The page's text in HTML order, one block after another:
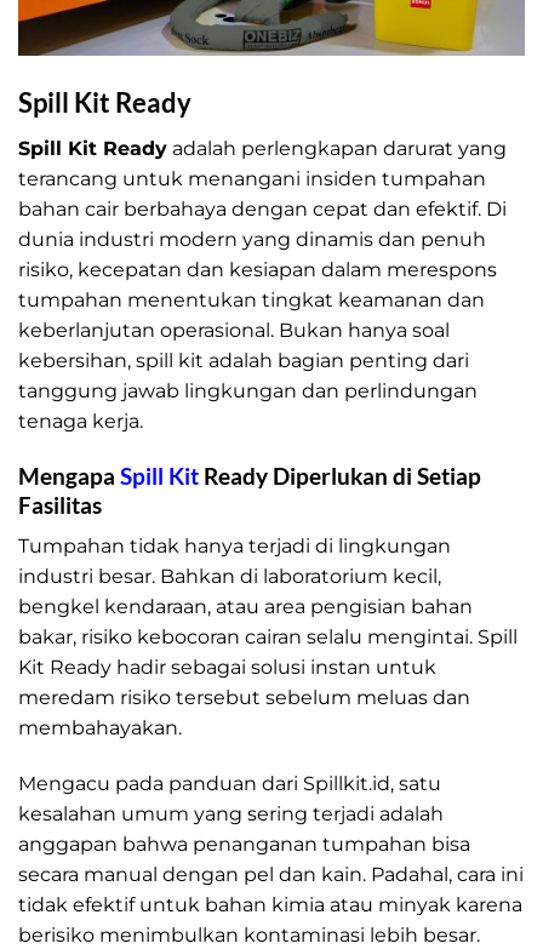
Spill Kit Ready
Spill Kit Ready adalah perlengkapan darurat yang
terancang untuk menangani insiden tumpahan
bahan cair berbahaya dengan cepat dan efektif. Di
dunia industri modern yang dinamis dan penuh
risiko, kecepatan dan kesiapan dalam merespons
tumpahan menentukan tingkat keamanan dan
keberlanjutan operasional. Bukan hanya soal
kebersihan, spill kit adalah bagian penting dari
tanggung jawab lingkungan dan perlindungan
tenaga kerja.
Mengapa Spill Kit Ready Diperlukan di Setiap
Fasilitas
Tumpahan tidak hanya terjadi di lingkungan
industri besar. Bahkan di laboratorium kecil,
bengkel kendaraan, atau area pengisian bahan
bakar, risiko kebocoran cairan selalu mengintai. Spill
Kit Ready hadir sebagai solusi instan untuk
meredam risiko tersebut sebelum meluas dan
membahayakan.
Mengacu pada panduan dari Spillkit.id, satu
kesalahan umum yang sering terjadi adalah
anggapan bahwa penanganan tumpahan bisa
secara manual dengan pel dan kain. Padahal, cara ini
tidak efektif untuk bahan kimia atau minyak karena
berisiko menimbulkan kontaminasi lebih besar.